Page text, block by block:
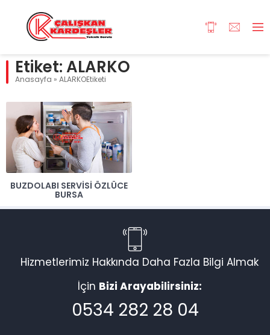
Etiket: ALARKO
Anasayfa » ALARKOEtiketi
BUZDOLABI SERVISI ÖZLÜCE
BURSA
Hizmetlerimiz Hakkında Daha Fazla Bilgi Almak
İçin Bizi Arayabilirsiniz:
0534 282 28 04